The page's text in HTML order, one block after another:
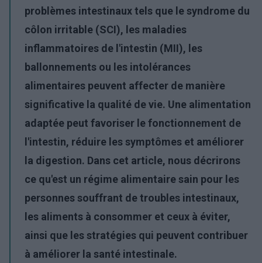
problèmes intestinaux tels que le syndrome du
côlon irritable (SCI), les maladies
inflammatoires de l'intestin (MII), les
ballonnements ou les intolérances
alimentaires peuvent affecter de manière
significative la qualité de vie. Une alimentation
adaptée peut favoriser le fonctionnement de
l'intestin, réduire les symptômes et améliorer
la digestion. Dans cet article, nous décrirons
ce qu'est un régime alimentaire sain pour les
personnes souffrant de troubles intestinaux,
les aliments à consommer et ceux à éviter,
ainsi que les stratégies qui peuvent contribuer
à améliorer la santé intestinale.